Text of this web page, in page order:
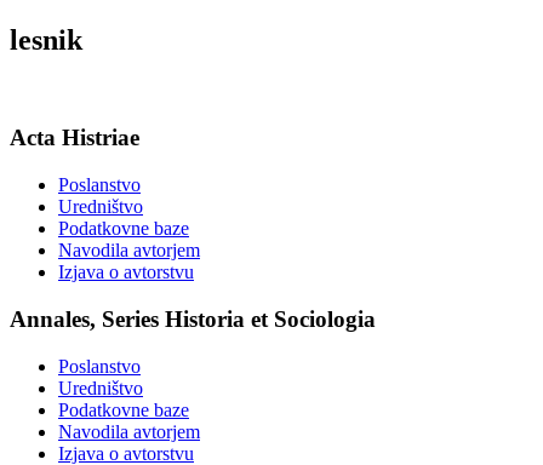
lesnik
Acta Histriae
Poslanstvo
Uredništvo
Podatkovne baze
Navodila avtorjem
Izjava o avtorstvu
Annales, Series Historia et Sociologia
Poslanstvo
Uredništvo
Podatkovne baze
Navodila avtorjem
Izjava o avtorstvu